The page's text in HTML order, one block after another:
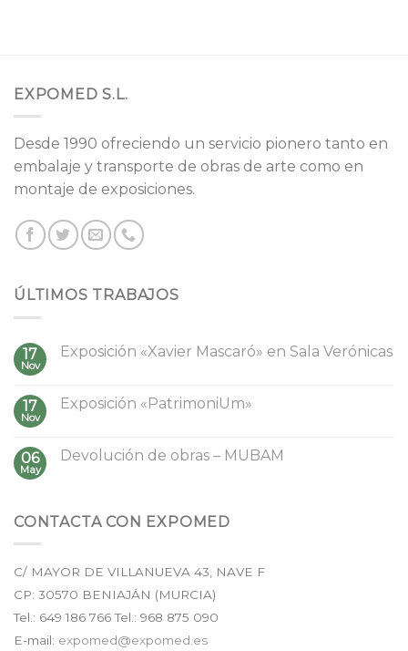
EXPOMED S.L.
Desde 1990 ofreciendo un servicio pionero tanto en
embalaje y transporte de obras de arte como en
montaje de exposiciones.
ÚLTIMOS TRABAJOS
17
Nov
Exposición «Xavier Mascaró» en Sala Verónicas
17
Nov
Exposición «PatrimoniUm»
06
May
Devolución de obras – MUBAM
CONTACTA CON EXPOMED
C/ MAYOR DE VILLANUEVA 43, NAVE F
CP: 30570 BENIAJÁN (MURCIA)
Tel.: 649 186 766Tel.: 968 875 090
E-mail: expomed@expomed.es